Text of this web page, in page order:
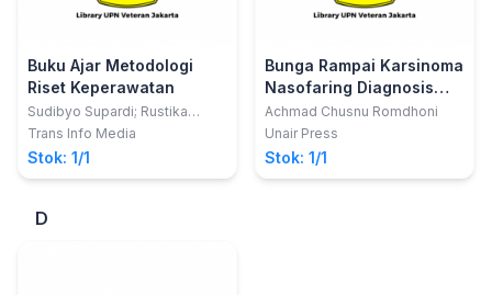
Buku Ajar Metodologi
Riset Keperawatan
Sudibyo Supardi; Rustika
Herman
Trans Info Media
Stok: 1/1
Bunga Rampai Karsinoma
Nasofaring Diagnosis
Dan Terapi Terkini
Achmad Chusnu Romdhoni
Unair Press
Stok: 1/1
D